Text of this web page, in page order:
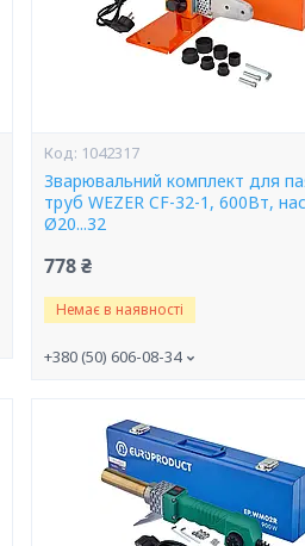
1042317
Зварювальний комплект для
труб WEZER CF-32-1, 600Вт,
Ø20...32
778 ₴
Немає в наявності
+380 (50) 606-08-34